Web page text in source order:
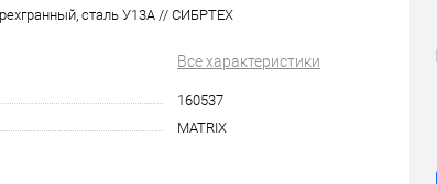
сталь У13А // СИБРТЕХ
Все характеристики
160537
MATRIX